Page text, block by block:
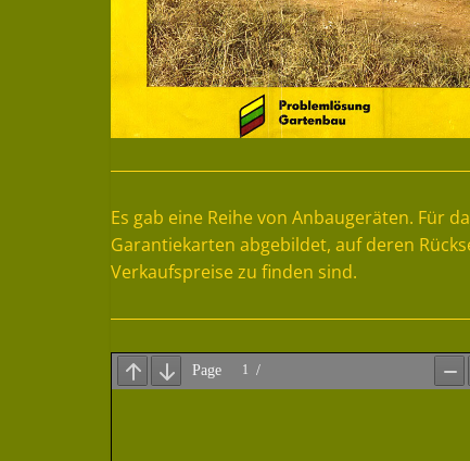
Es gab eine Reihe von Anbaugeräten. Für
Garantiekarten abgebildet, auf deren
Verkaufspreise zu finden sind.